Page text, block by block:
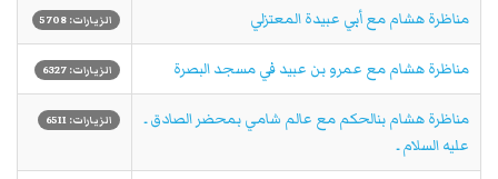
مناظرة هشام مع أبي عبيدة المعتزلي الزيارات: 5708
مناظرة هشام مع عمرو بن عبيد في مسجد البصرة الزيارات: 6327
مناظرة هشام بنالحكم مع عالم شامي بمحضر الصادق ـ
عليه السلام ـ
الزيارات: 6511